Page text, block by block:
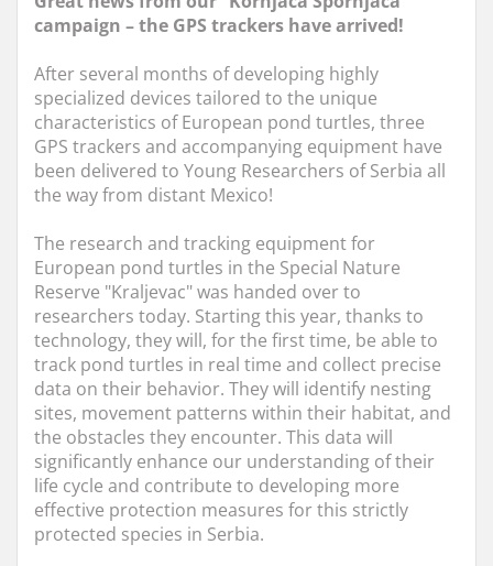
campaign – the GPS trackers have arrived!
After several months of developing highly
specialized devices tailored to the unique
characteristics of European pond turtles, three
GPS trackers and accompanying equipment have
been delivered to Young Researchers of Serbia all
the way from distant Mexico!
The research and tracking equipment for
European pond turtles in the Special Nature
Reserve "Kraljevac" was handed over to
researchers today. Starting this year, thanks to
technology, they will, for the first time, be able to
track pond turtles in real time and collect precise
data on their behavior. They will identify nesting
sites, movement patterns within their habitat, and
the obstacles they encounter. This data will
significantly enhance our understanding of their
life cycle and contribute to developing more
effective protection measures for this strictly
protected species in Serbia.